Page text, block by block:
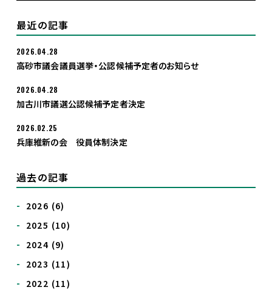
支援ボランティア募集
入党希望
最近の記事
2026.04.28
高砂市議会議員選挙・公認候補予定者のお知らせ
2026.04.28
加古川市議選公認候補予定者決定
2026.02.25
兵庫維新の会 役員体制決定
過去の記事
2026 (6)
2025 (10)
2024 (9)
2023 (11)
2022 (11)